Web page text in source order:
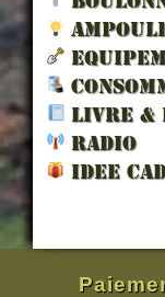
LIVRE &
RADIO
IDEE